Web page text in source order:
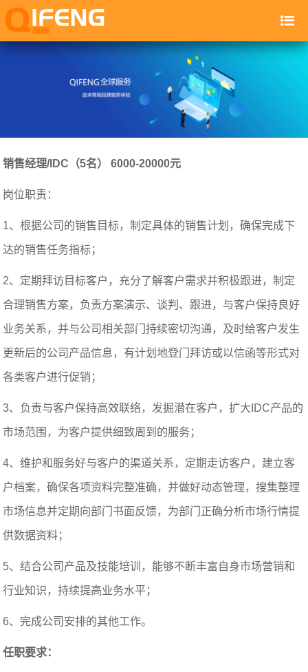
销售经理/IDC（5名） 6000-20000元
岗位职责：
1、根据公司的销售目标，制定具体的销售计划，确保完成下
达的销售任务指标；
2、定期拜访目标客户，充分了解客户需求并积极跟进，制定
合理销售方案，负责方案演示、谈判、跟进，与客户保持良好
业务关系，并与公司相关部门持续密切沟通，及时给客户发生
更新后的公司产品信息，有计划地登门拜访或以信函等形式对
各类客户进行促销；
3、负责与客户保持高效联络，发掘潜在客户，扩大IDC产品的
市场范围，为客户提供细致周到的服务；
4、维护和服务好与客户的渠道关系，定期走访客户，建立客
户档案，确保各项资料完整准确，并做好动态管理，搜集整理
市场信息并定期向部门书面反馈，为部门正确分析市场行情提
供数据资料；
5、结合公司产品及技能培训，能够不断丰富自身市场营销和
行业知识，持续提高业务水平；
6、完成公司安排的其他工作。
任职要求：